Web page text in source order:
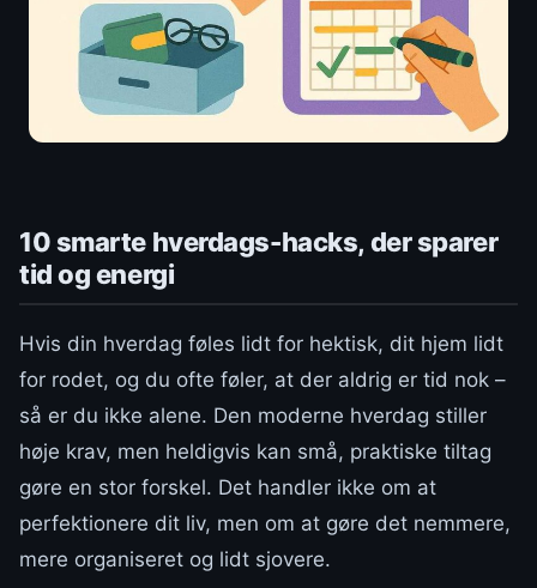
10 smarte hverdags-hacks, der sparer
tid og energi
Hvis din hverdag føles lidt for hektisk, dit hjem lidt
for rodet, og du ofte føler, at der aldrig er tid nok –
så er du ikke alene. Den moderne hverdag stiller
høje krav, men heldigvis kan små, praktiske tiltag
gøre en stor forskel. Det handler ikke om at
perfektionere dit liv, men om at gøre det nemmere,
mere organiseret og lidt sjovere.